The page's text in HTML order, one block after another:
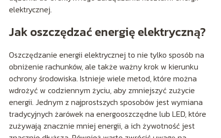
elektrycznej.
Jak oszczędzać energię elektryczną?
Oszczędzanie energii elektrycznej to nie tylko sposób na
obniżenie rachunków, ale także ważny krok w kierunku
ochrony środowiska. Istnieje wiele metod, które można
wdrożyć w codziennym życiu, aby zmniejszyć zużycie
energii. Jednym z najprostszych sposobów jest wymiana
tradycyjnych żarówek na energooszczędne lub LED, które
zużywają znacznie mniej energii, a ich żywotność jest